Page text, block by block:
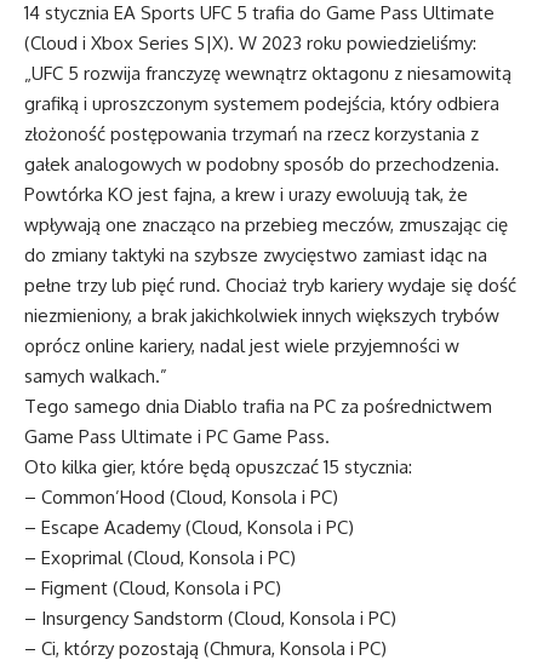
14 stycznia EA Sports UFC 5 trafia do Game Pass Ultimate
(Cloud i Xbox Series S|X). W 2023 roku powiedzieliśmy:
„UFC 5 rozwija franczyzę wewnątrz oktagonu z niesamowitą
grafiką i uproszczonym systemem podejścia, który odbiera
złożoność postępowania trzymań na rzecz korzystania z
gałek analogowych w podobny sposób do przechodzenia.
Powtórka KO jest fajna, a krew i urazy ewoluują tak, że
wpływają one znacząco na przebieg meczów, zmuszając cię
do zmiany taktyki na szybsze zwycięstwo zamiast idąc na
pełne trzy lub pięć rund. Chociaż tryb kariery wydaje się dość
niezmieniony, a brak jakichkolwiek innych większych trybów
oprócz online kariery, nadal jest wiele przyjemności w
samych walkach.”
Tego samego dnia Diablo trafia na PC za pośrednictwem
Game Pass Ultimate i PC Game Pass.
Oto kilka gier, które będą opuszczać 15 stycznia:
– Common’Hood (Cloud, Konsola i PC)
– Escape Academy (Cloud, Konsola i PC)
– Exoprimal (Cloud, Konsola i PC)
– Figment (Cloud, Konsola i PC)
– Insurgency Sandstorm (Cloud, Konsola i PC)
– Ci, którzy pozostają (Chmura, Konsola i PC)